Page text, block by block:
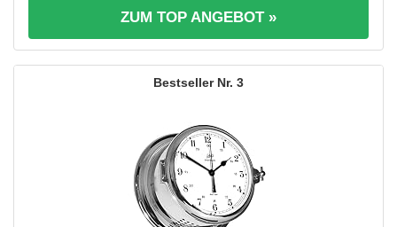
ZUM TOP ANGEBOT »
3